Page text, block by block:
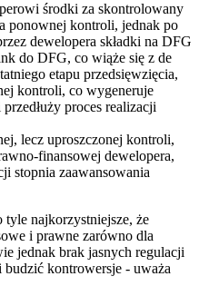
środki za skontrolowany
ponownej kontroli, jednak po
dewelopera składki na DFG
do DFG, co wiąże się z de
etapu przedsięwzięcia,
kontroli, co wygeneruje
proces realizacji
lecz uproszczonej kontroli,
finansowej dewelopera,
stopnia zaawansowania
tyle najkorzystniejsze, że
i prawne zarówno dla
jednak brak jasnych regulacji
budzić kontrowersje - uważa